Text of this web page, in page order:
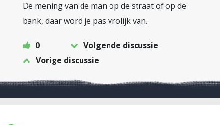
De mening van de man op de straat of op de
bank, daar word je pas vrolijk van.
0
Volgende discussie
Vorige discussie